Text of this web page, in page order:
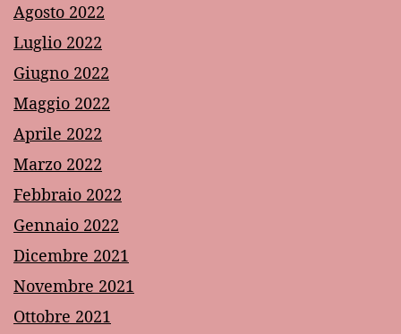
Agosto 2022
Luglio 2022
Giugno 2022
Maggio 2022
Aprile 2022
Marzo 2022
Febbraio 2022
Gennaio 2022
Dicembre 2021
Novembre 2021
Ottobre 2021